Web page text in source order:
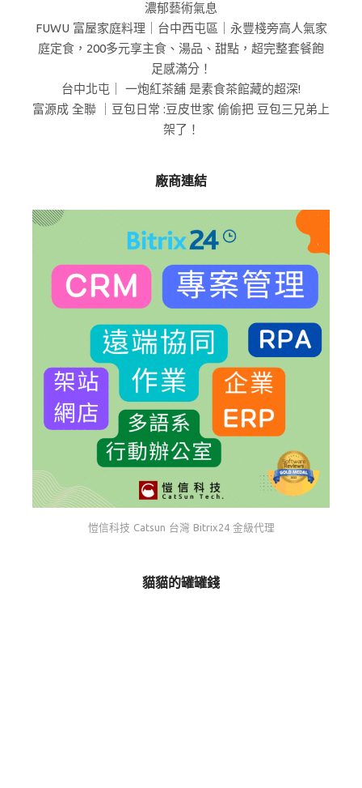
濃郁藝術氣息
FUWU 富屋家庭料理｜台中西屯區｜永豐棧旁高人氣家
庭定食，200多元享主食、湯品、甜點，超完整套餐飽
足感滿分！
台中北屯｜ 一炮紅茶舖 是素食茶館藏的超深!
富源成 全聯 ｜豆包日常 :豆皮世家 偷偷把 豆包三兄弟上
架了！
廠商連結
愷信科技 Catsun 台灣 Bitrix24 金級代理
貓貓的罐罐錢